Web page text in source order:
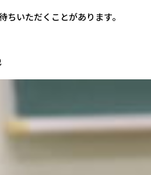
いただくことがあります。